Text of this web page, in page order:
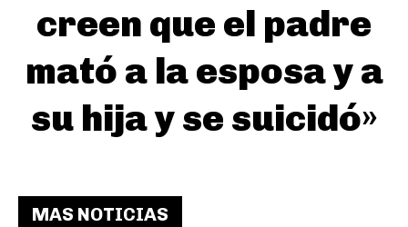
creen que el padre
mató a la esposa y a
su hija y se suicidó»
MAS NOTICIAS